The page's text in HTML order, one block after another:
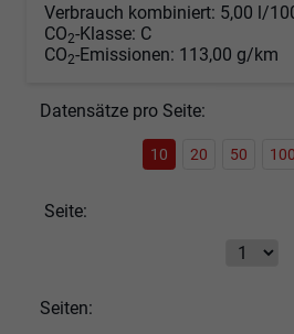
Verbrauch kombiniert: 5,00 l/
CO2-Klasse: C
CO2-Emissionen: 113,00 g/km
Datensätze pro Seite:
10 20 50 100
Seite:
Seiten: